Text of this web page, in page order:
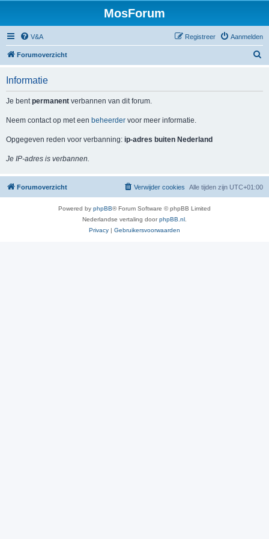
MosForum
V&A Aanmelden
Registreer
Forumoverzicht
Informatie
Je bentpermanent verbannen van dit forum.
Neem contact op met een beheerder voor meer informatie.
Opgegeven reden voor verbanning: ip-adres buiten Nederland
Je IP-adres is verbannen.
Forumoverzicht Alle tijden zijn UTC+01:00
Verwijder cookies
Powered by phpBB® Forum Software © phpBB Limited
Nederlandse vertaling doorphpBB.nl
Privacy | Gebruikersvoorwaarden